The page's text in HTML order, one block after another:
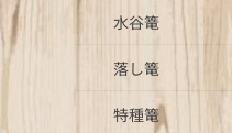
水谷篭
落し篭
特種篭